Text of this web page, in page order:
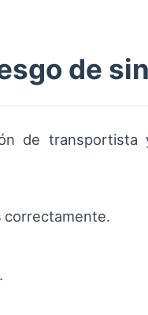
de
de transportista
correctamente.